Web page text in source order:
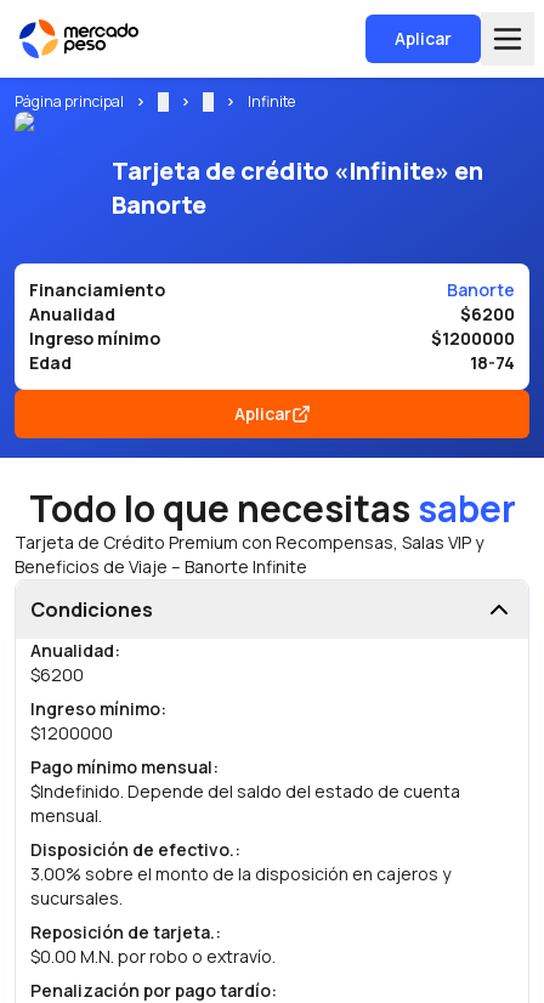
Aplicar
Página principal Infinite
Tarjeta de crédito «Infinite» en
Banorte
Financiamiento
Banorte
Anualidad
$6200
Ingreso mínimo
$1200000
Edad
18-74
Aplicar
Todo lo que necesitassaber
Tarjeta de Crédito Premium con Recompensas, Salas VIP y
Beneficios de Viaje – Banorte Infinite
Condiciones
Anualidad:
$6200
Ingreso mínimo:
$1200000
Pago mínimo mensual:
$Indefinido. Depende del saldo del estado de cuenta
mensual.
Disposición de efectivo.:
3.00% sobre el monto de la disposición en cajeros y
sucursales.
Reposición de tarjeta.:
$0.00 M.N. por robo o extravío.
Penalización por pago tardío: